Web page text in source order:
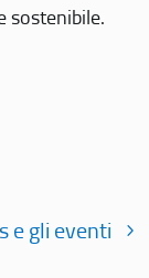
sostenibile.
e gli eventi